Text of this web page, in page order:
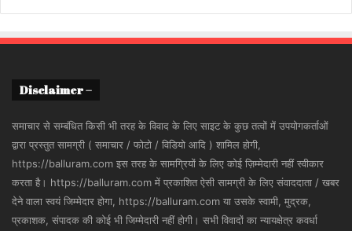
Disclaimer –
समाचार से सम्बंधित किसी भी तरह के विवाद के लिए साइट के कुछ तत्वों में उपयोगकर्ताओं
द्वारा प्रस्तुत सामग्री ( समाचार / फोटो / विडियो आदि ) शामिल होगी,
https://balluram.com इस तरह के सामग्रियों के लिए कोई ज़िम्मेदारी नहीं स्वीकार
करता है। https://balluram.com में प्रकाशित ऐसी सामग्री के लिए संवाददाता / खबर
देने वाला स्वयं जिम्मेदार होगा, https://balluram.com या उसके स्वामी, मुद्रक,
प्रकाशक, संपादक की कोई भी जिम्मेदारी नहीं होगी। सभी विवादों का न्यायक्षेत्र कवर्धा